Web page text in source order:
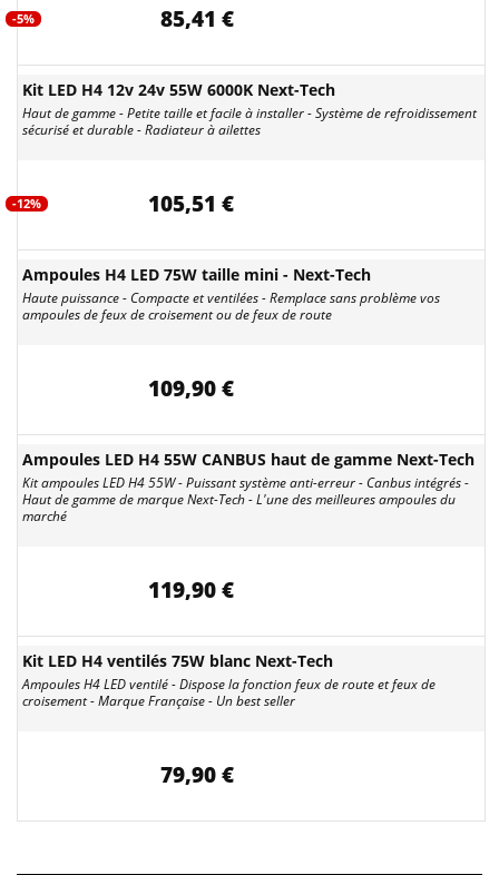
-5% 85,41 €
Kit LED H4 12v 24v 55W 6000K Next-Tech
Haut de gamme - Petite taille et facile à installer - Système de refroidissement
sécurisé et durable - Radiateur à ailettes
-12% 105,51 €
Ampoules H4 LED 75W taille mini - Next-Tech
Haute puissance - Compacte et ventilées - Remplace sans problème vos
ampoules de feux de croisement ou de feux de route
109,90 €
Ampoules LED H4 55W CANBUS haut de gamme Next-Tech
Kit ampoules LED H4 55W - Puissant système anti-erreur - Canbus intégrés -
Haut de gamme de marque Next-Tech - L'une des meilleures ampoules du
marché
119,90 €
Kit LED H4 ventilés 75W blanc Next-Tech
Ampoules H4 LED ventilé - Dispose la fonction feux de route et feux de
croisement - Marque Française - Un best seller
79,90 €